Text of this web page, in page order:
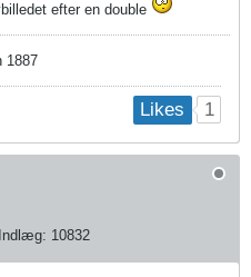
efter en double
1887
Likes 1
Indlæg: 10832